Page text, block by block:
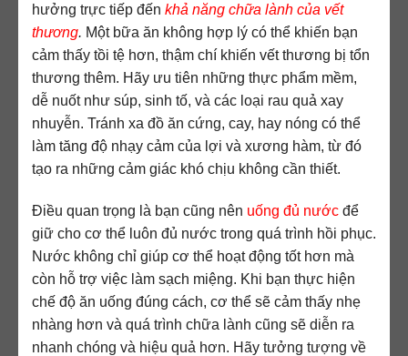
hưởng trực tiếp đến khả năng chữa lành của vết
thương. Một bữa ăn không hợp lý có thể khiến bạn
cảm thấy tồi tệ hơn, thậm chí khiến vết thương bị tổn
thương thêm. Hãy ưu tiên những thực phẩm mềm,
dễ nuốt như súp, sinh tố, và các loại rau quả xay
nhuyễn. Tránh xa đồ ăn cứng, cay, hay nóng có thể
làm tăng độ nhạy cảm của lợi và xương hàm, từ đó
tạo ra những cảm giác khó chịu không cần thiết.
Điều quan trọng là bạn cũng nên uống đủ nước để
giữ cho cơ thể luôn đủ nước trong quá trình hồi phục.
Nước không chỉ giúp cơ thể hoạt động tốt hơn mà
còn hỗ trợ việc làm sạch miệng. Khi bạn thực hiện
chế độ ăn uống đúng cách, cơ thể sẽ cảm thấy nhẹ
nhàng hơn và quá trình chữa lành cũng sẽ diễn ra
nhanh chóng và hiệu quả hơn. Hãy tưởng tượng về